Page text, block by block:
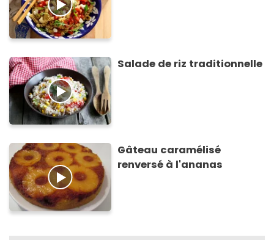
Salade de riz traditionnelle
Gâteau caramélisé
renversé à l'ananas